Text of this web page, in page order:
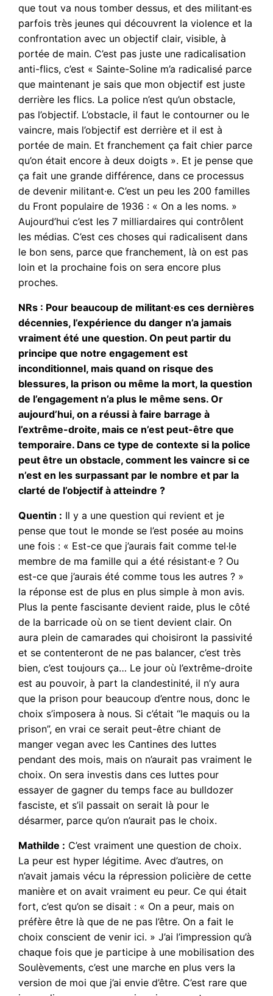
que tout va nous tomber dessus, et des militant·es
parfois très jeunes qui découvrent la violence et la
confrontation avec un objectif clair, visible, à
portée de main. C’est pas juste une radicalisation
anti-flics, c’est « Sainte-Soline m’a radicalisé parce
que maintenant je sais que mon objectif est juste
derrière les flics. La police n’est qu’un obstacle,
pas l’objectif. L’obstacle, il faut le contourner ou le
vaincre, mais l’objectif est derrière et il est à
portée de main. Et franchement ça fait chier parce
qu’on était encore à deux doigts ». Et je pense que
ça fait une grande différence, dans ce processus
de devenir militant·e. C’est un peu les 200 familles
du Front populaire de 1936 : « On a les noms. »
Aujourd’hui c’est les 7 milliardaires qui contrôlent
les médias. C’est ces choses qui radicalisent dans
le bon sens, parce que franchement, là on est pas
loin et la prochaine fois on sera encore plus
proches.
NRs : Pour beaucoup de militant·es ces dernières
décennies, l’expérience du danger n’a jamais
vraiment été une question. On peut partir du
principe que notre engagement est
inconditionnel, mais quand on risque des
blessures, la prison ou même la mort, la question
de l’engagement n’a plus le même sens. Or
aujourd’hui, on a réussi à faire barrage à
l’extrême-droite, mais ce n’est peut-être que
temporaire. Dans ce type de contexte si la police
peut être un obstacle, comment les vaincre si ce
n’est en les surpassant par le nombre et par la
clarté de l’objectif à atteindre ?
Quentin : Il y a une question qui revient et je
pense que tout le monde se l’est posée au moins
une fois : « Est-ce que j’aurais fait comme tel·le
membre de ma famille qui a été résistant·e ? Ou
est-ce que j’aurais été comme tous les autres ? »
la réponse est de plus en plus simple à mon avis.
Plus la pente fascisante devient raide, plus le côté
de la barricade où on se tient devient clair. On
aura plein de camarades qui choisiront la passivité
et se contenteront de ne pas balancer, c’est très
bien, c’est toujours ça… Le jour où l’extrême-droite
est au pouvoir, à part la clandestinité, il n’y aura
que la prison pour beaucoup d’entre nous, donc le
choix s’imposera à nous. Si c’était “le maquis ou la
prison”, en vrai ce serait peut-être chiant de
manger vegan avec les Cantines des luttes
pendant des mois, mais on n’aurait pas vraiment le
choix. On sera investis dans ces luttes pour
essayer de gagner du temps face au bulldozer
fasciste, et s’il passait on serait là pour le
désarmer, parce qu’on n’aurait pas le choix.
Mathilde : C’est vraiment une question de choix.
La peur est hyper légitime. Avec d’autres, on
n’avait jamais vécu la répression policière de cette
manière et on avait vraiment eu peur. Ce qui était
fort, c’est qu’on se disait : « On a peur, mais on
préfère être là que de ne pas l’être. On a fait le
choix conscient de venir ici. » J’ai l’impression qu’à
chaque fois que je participe à une mobilisation des
Soulèvements, c’est une marche en plus vers la
version de moi que j’ai envie d’être. C’est rare que